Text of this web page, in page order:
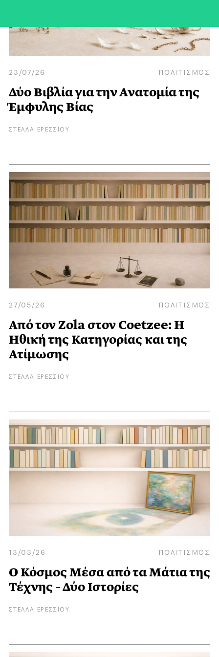
23/07/26 ΠΟΛΙΤΙΣΜΟΣ
Δύο Βιβλία για την Ανατομία της
Έμφυλης Βίας
ΣΤΕΛΛΑ ΕΡΕΣΣΙΟΥ
27/05/26 ΠΟΛΙΤΙΣΜΟΣ
Από τον Zola στον Coetzee: Η
Ηθική της Κατηγορίας και της
Ατίμωσης
ΣΤΕΛΛΑ ΕΡΕΣΣΙΟΥ
13/03/26 ΠΟΛΙΤΙΣΜΟΣ
Ο Κόσμος Μέσα από τα Μάτια της
Τέχνης – Δύο Ιστορίες
ΣΤΕΛΛΑ ΕΡΕΣΣΙΟΥ